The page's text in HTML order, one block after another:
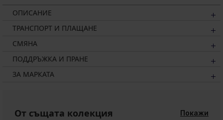
ОПИСАНИЕ
ТРАНСПОРТ И ПЛАЩАНЕ
СМЯНА
ПОДДРЪЖКА И ПРАНЕ
ЗА МАРКАТА
От същата колекция Покажи